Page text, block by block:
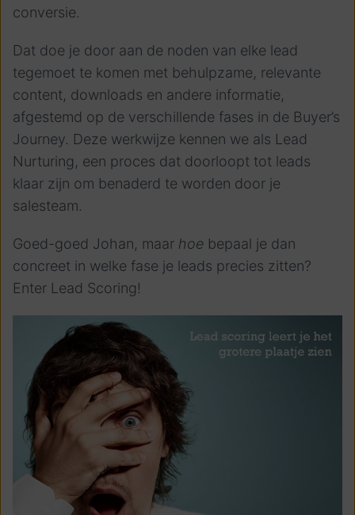
conversie.
Dat doe je door aan de noden van elke lead
tegemoet te komen met behulpzame, relevante
content, downloads en andere informatie,
afgestemd op de verschillende fases in de Buyer’s
Journey. Deze werkwijze kennen we als Lead
Nurturing, een proces dat doorloopt tot leads
klaar zijn om benaderd te worden door je
salesteam.
Goed-goed Johan, maar hoe bepaal je dan
concreet in welke fase je leads precies zitten?
Enter Lead Scoring!